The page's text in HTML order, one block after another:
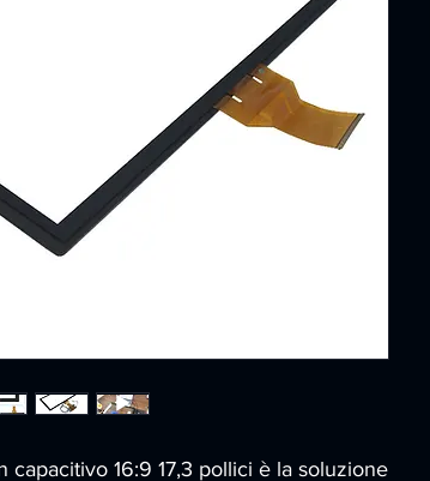
capacitivo 16:9 17,3 pollici è la soluzione